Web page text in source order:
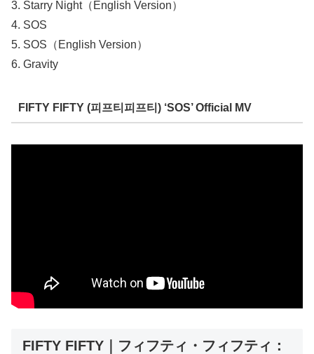
3. Starry Night（English Version）
4. SOS
5. SOS（English Version）
6. Gravity
FIFTY FIFTY (피프티피프티) ‘SOS’ Official MV
FIFTY FIFTY｜フィフティ・フィフティ：